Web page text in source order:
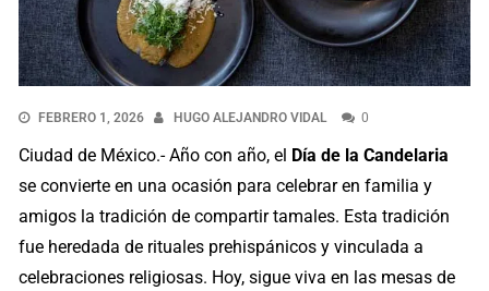
FEBRERO 1, 2026 HUGO ALEJANDRO VIDAL 0
Ciudad de México.- Año con año, el Día de la Candelaria
se convierte en una ocasión para celebrar en familia y
amigos la tradición de compartir tamales. Esta tradición
fue heredada de rituales prehispánicos y vinculada a
celebraciones religiosas. Hoy, sigue viva en las mesas de